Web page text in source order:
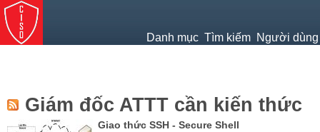
Danh mục Tìm kiếm Người dùng
Giám đốc ATTT cần kiến thức
Giao thức SSH - Secure Shell